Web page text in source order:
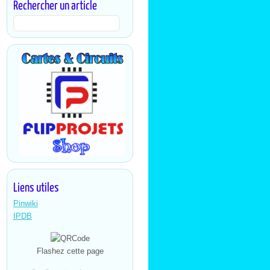
Rechercher un article
Liens utiles
Pinwiki
IPDB
Flashez cette page